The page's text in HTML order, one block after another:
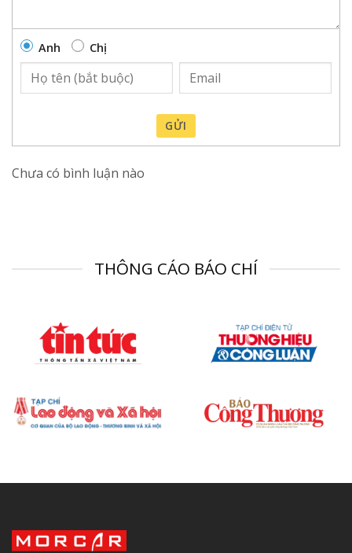
Anh Chị
GỬI
Chưa có bình luận nào
THÔNG CÁO BÁO CHÍ